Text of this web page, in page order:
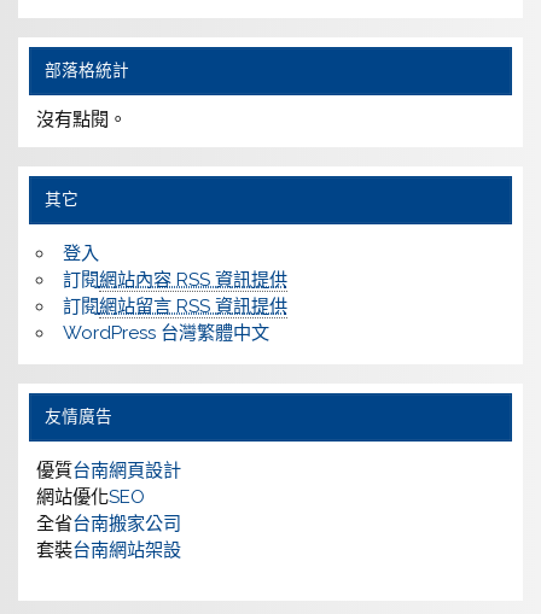
部落格統計
沒有點閱。
其它
登入
訂閱網站內容 RSS 資訊提供
訂閱網站留言 RSS 資訊提供
WordPress 台灣繁體中文
友情廣告
優質台南網頁設計
網站優化SEO
全省台南搬家公司
套裝台南網站架設